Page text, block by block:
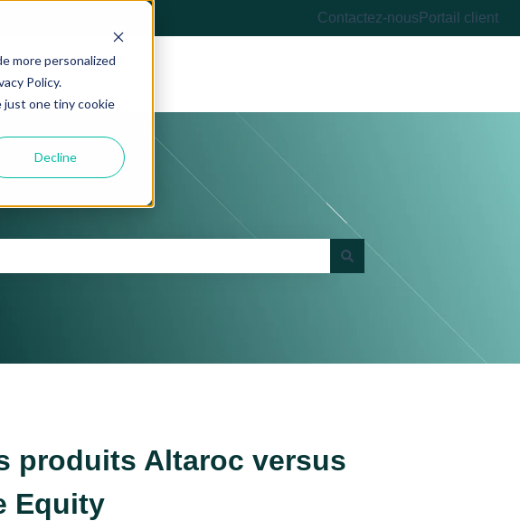
more personalized
Policy.
just one tiny cookie
Decline
Contactez-nous Portail client
produits Altaroc versus
Equity